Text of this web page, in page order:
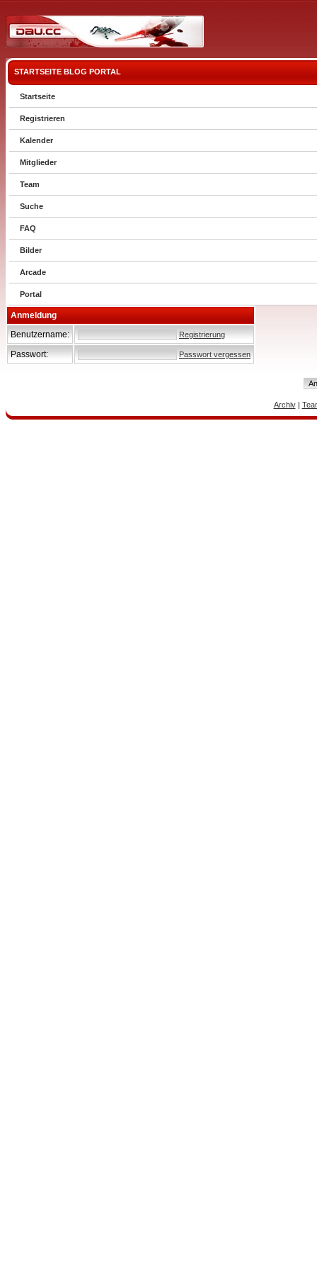
STARTSEITE BLOG PORTAL
Startseite
Registrieren
Kalender
Mitglieder
Team
Suche
FAQ
Bilder
Arcade
Portal
Anmeldung
Benutzername:
Registrierung
Passwort: Passwort vergessen
Archiv|